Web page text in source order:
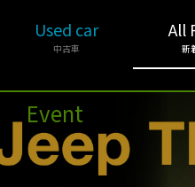
Used car
中古車
All
新
Event